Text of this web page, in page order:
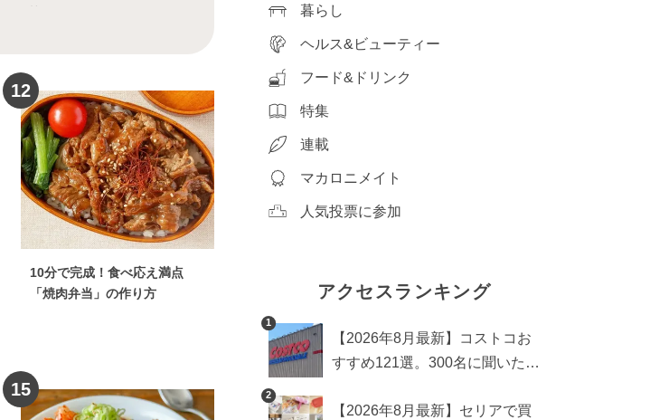
野菜×
野菜× 魚
野菜×ケーキ
野菜×ピクルス
寿司
× 圧力鍋レシピ
牛肉×豚肉
牛乳
スパイス・香辛料
12
10分で完成！食べ応え満点
「焼肉弁当」の作り方
15
暮らし
ヘルス&ビューティー
フード&ドリンク
特集
連載
マカロニメイト
人気投票に参加
アクセスランキング
1
【2026年8月最新】コストコお
すすめ121選。300名に聞いた買
め商品も
2
【2026年8月最新】セリアで買